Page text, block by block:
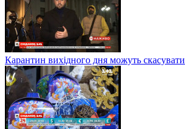
Карантин вихідного дня можуть скасувати